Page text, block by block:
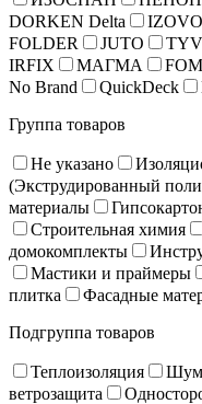
DORKEN Delta
FOLDER
JUTO
IRFIX
МАГМА
No Brand
QuickDeck
Группа товаров
Не указано
(Экструдированный
материалы
Строительная химия
домокомплекты
Мастики и праймеры
плитка
Фасадные
Подгруппа товаров
Теплоизоляция
ветрозащита